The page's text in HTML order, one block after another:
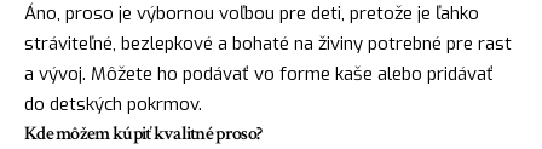
Áno, proso je výbornou voľbou pre deti, pretože je ľahko
stráviteľné, bezlepkové a bohaté na živiny potrebné pre rast
a vývoj. Môžete ho podávať vo forme kaše alebo pridávať
do detských pokrmov.
Kde môžem kúpiť kvalitné proso?